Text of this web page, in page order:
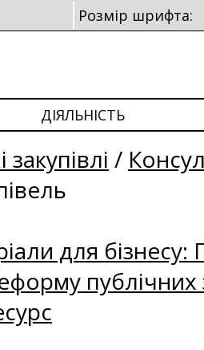
Розмір шрифта:
ДІЯЛЬНІСТЬ
закупівлі /
для бізнесу:
публічних